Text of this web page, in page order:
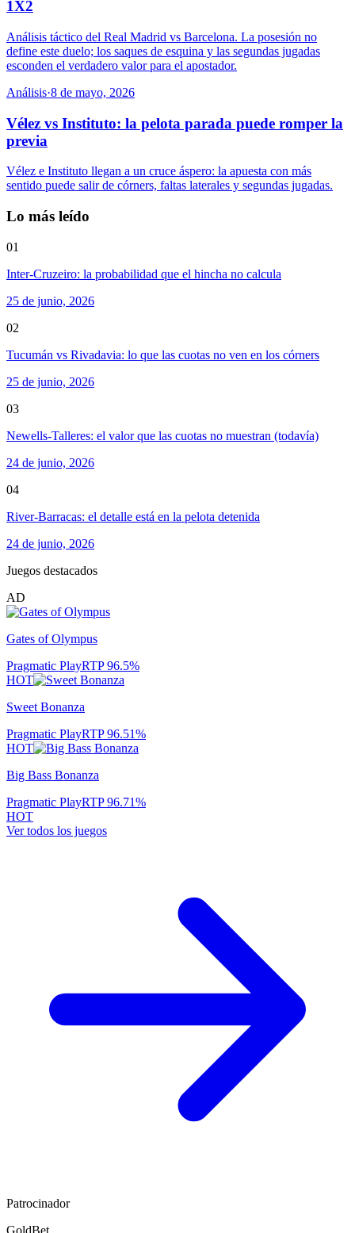
1X2
Análisis táctico del Real Madrid vs Barcelona. La posesión no
define este duelo; los saques de esquina y las segundas jugadas
esconden el verdadero valor para el apostador.
Análisis·8 de mayo, 2026
Vélez vs Instituto: la pelota parada puede romper la
previa
Vélez e Instituto llegan a un cruce áspero: la apuesta con más
sentido puede salir de córners, faltas laterales y segundas jugadas.
Lo más leído
01
Inter-Cruzeiro: la probabilidad que el hincha no calcula
25 de junio, 2026
02
Tucumán vs Rivadavia: lo que las cuotas no ven en los córners
25 de junio, 2026
03
Newells-Talleres: el valor que las cuotas no muestran (todavía)
24 de junio, 2026
04
River-Barracas: el detalle está en la pelota detenida
24 de junio, 2026
Juegos destacados
AD
Gates of Olympus
Pragmatic PlayRTP96.5%
HOT
Sweet Bonanza
Pragmatic PlayRTP96.51%
HOT
Big Bass Bonanza
Pragmatic PlayRTP96.71%
HOT
Ver todos los juegos
Patrocinador
GoldBet